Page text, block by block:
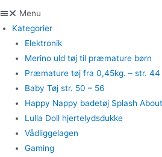
Menu
Kategorier
Elektronik
Merino uld tøj til præmature børn
Præmature tøj fra 0,45kg. – str. 44
Baby Tøj str. 50 – 56
Happy Nappy badetøj Splash About
Lulla Doll hjertelydsdukke
Vådliggelagen
Gaming